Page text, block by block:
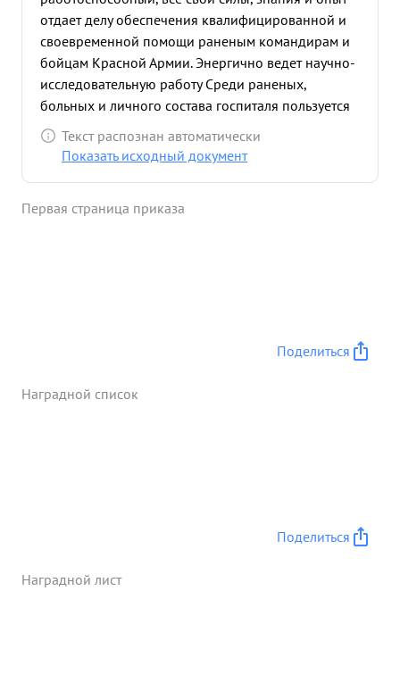
отдает делу обеспечения квалифицированной и
своевременной помощи раненым командирам и
бойцам Красной Армии. Энергично ведет научно-
исследовательную работу Среди раненых,
больных и личного состава госпиталя пользуется
заслуженным авторитетом знающего Советского
врага- хирурга. За время операций октябрь-
как организационную, так и лечебную: лично или
переливаний крови. Хирургическое отд. госпиталя
является местом, где под руководством его
гической обработки ран, наложению первичных
Текст распознан автоматически
Показать исходный документ
Первая страница приказа
Поделиться
Наградной список
Поделиться
Наградной лист